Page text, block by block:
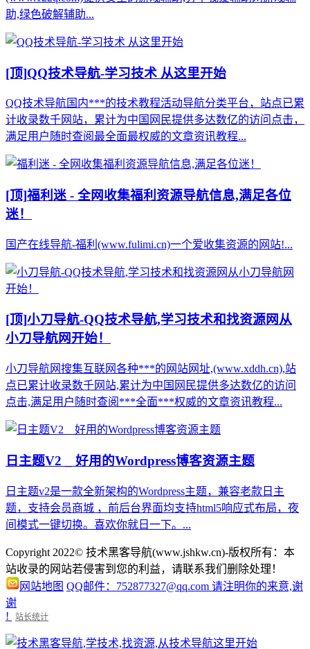
助,绿色破解辅助...
[顶]QQ技术导航-学习技术 从这里开始
QQ技术导航国内***的技术教程活动导航分类平台，站点已累
计收录数千网站，累计为中国网民提供多达数亿的访问点击，
满足用户随时查阅最全面最权威的文章资讯教程...
[顶]福利迷 - 全网收集福利资源导航信息,满足各位
迷！
国产在线导航-福利(www.fulimi.cn)一个爱收集资源的网站!...
[顶]小刀导航-QQ技术导航,学习技术和找资源网从
小刀导航网开始！
小刀导航网搜集互联网各种***的网站网址,(www.xddh.cn),站
点已累计收录数千网站,累计为中国网民提供多达数亿的访问
点击,满足用户随时查阅***全面***权威的文章资讯教程...
日主题V2 _ 好用的Wordpress博客资源主题
日主题v2是一款全新架构的Wordpress主题，兼容老款日主
题，支持会员商城 ，前后台界面均支持html5响应式布局，夜
间模式一键切换。喜欢你就日一下。...
Copyright 2022© 技术黑客导航(www.jshkw.cn)-版权所有：本
站收录的网站若侵害到您的利益，请联系我们删除处理！
网站地图 QQ邮件：752877327@qq.com 请注明你的来意,谢
谢
!
站长统计